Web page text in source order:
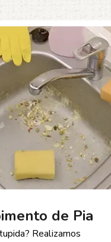
de Esgoto
entupimento de esgoto